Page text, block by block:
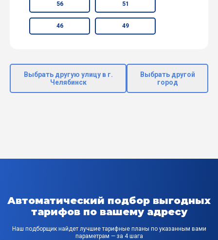
56 51
46 49
Выбрать другую улицу в г.
Челябинск
Выбрать другой
город
Автоматический подбор выгодных
тарифов по вашему адресу
Наш подборщик найдет лучшие тарифные планы по указанным вами
параметрам — за 4 шага